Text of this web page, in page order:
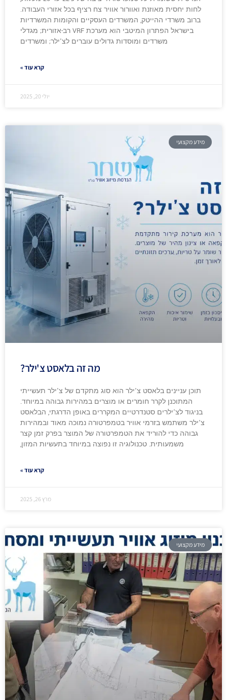
לחות יחסית מאוזנת ואוורור אוויר צח רציף בכל אזורי העבודה.
ברוב משרדי ההייטק, המשרדים העסקיים והקומות המשרדיות
בישראל הפתרון המיטבי הוא מערכת VRF רב-אזורית; מגדלי
משרדים ומוסדות גדולים עוברים לצ'ילר; ומשרדים
קרא עוד »
יולי 20, 2025
מידע מקצועי
מה זה בלאסט צ'ילר?
תוכן עניינים בלאסט צ'ילר הוא סוג מתקדם של צ'ילר תעשייתי
המתוכנן לקרר חומרים או מוצרים במהירות גבוהה במיוחד.
בניגוד לצ'ילרים סטנדרטיים המקררים באופן הדרגתי, הבלאסט
צ'ילר משתמש בזרמי אוויר בטמפרטורה נמוכה מאוד ובמהירות
גבוהה כדי להוריד את הטמפרטורה של המוצר בפרק זמן קצר
משמעותית. טכנולוגיה זו נפוצה במיוחד בתעשיות המזון,
קרא עוד »
מרץ 26, 2025
מידע מקצועי